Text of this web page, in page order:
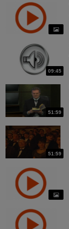
09:45
51:59
51:59